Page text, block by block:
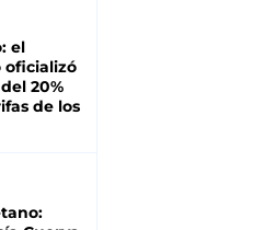
el
oficializó
20%
de los